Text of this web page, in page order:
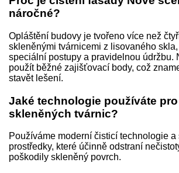
náročné?
Opláštění budovy je tvořeno více než
skleněnými tvárnicemi z lisovaného
speciální postupy a pravidelnou údržbu.
použít běžné zajišťovací body, což
stavět lešení.
Jaké technologie používáte
skleněných tvárnic?
Používáme moderní čisticí technologie a
prostředky, které účinně odstraní
poškodily skleněný povrch.